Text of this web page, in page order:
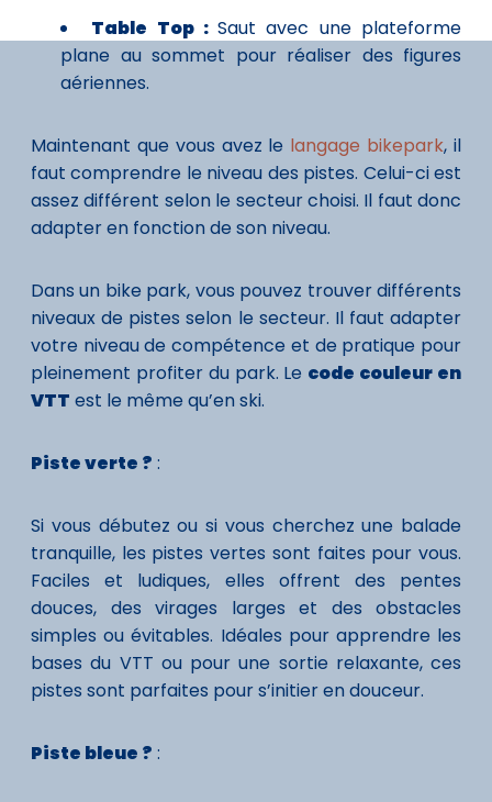
Table Top :Saut avec une plateforme
plane au sommet pour réaliser des figures
aériennes.
Maintenant que vous avez le langage bikepark, il
faut comprendre le niveau des pistes. Celui-ci est
assez différent selon le secteur choisi. Il faut donc
adapter en fonction de son niveau.
Dans un bike park, vous pouvez trouver différents
niveaux de pistes selon le secteur. Il faut adapter
votre niveau de compétence et de pratique pour
pleinement profiter du park. Le code couleur en
VTT est le même qu’en ski.
Piste verte ? :
Si vous débutez ou si vous cherchez une balade
tranquille, les pistes vertes sont faites pour vous.
Faciles et ludiques, elles offrent des pentes
douces, des virages larges et des obstacles
simples ou évitables. Idéales pour apprendre les
bases du VTT ou pour une sortie relaxante, ces
pistes sont parfaites pour s’initier en douceur.
Piste bleue ? :